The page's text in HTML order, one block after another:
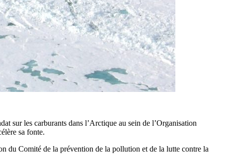
sur les carburants dans l’Arctique au sein de l’Organisation
sa fonte.
du Comité de la prévention de la pollution et de la lutte contre la